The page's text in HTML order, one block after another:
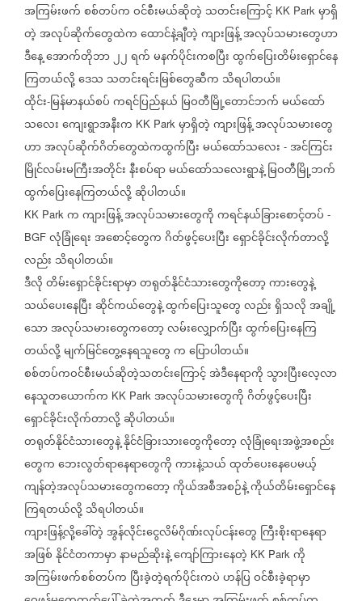
အကြမ်းဖက်စစ်တပ်ကဝင်စီးမယ်ဆိုတဲ့ သတင်းကြောင့် KK Park မှာရှိ
တဲ့အလုပ်ဆိုက်တွေထဲကထောင်နဲ့ချီတဲ့ကျားဖြန့်အလုပ်သမားတွေဟာ
ဒီနေ့အောက်တိုဘာ၂၂ရက်မနက်ပိုင်းကစပြီးထွက်ပြေးတိမ်းရှောင်နေ
ကြတယ်လို့ဒေသ သတင်းရင်းမြစ်တွေဆီက သိရပါတယ်။
ထိုင်း-မြန်မာနယ်စပ်ကရင်ပြည်နယ် မြဝတီမြို့တောင်ဘက်မယ်ထော်
သလေးကျေးရွာအနီးက KK Park မှာရှိတဲ့ကျားဖြန့်အလုပ်သမားတွေ
ဟာအလုပ်ဆိုက်ဂိတ်တွေထဲကထွက်ပြီးမယ်ထော်သလေး - အင်ကြင်း
မြိုင်လမ်းမကြီးအတိုင်းနီးစပ်ရာမယ်ထော်သလေးရွာနဲ့မြဝတီမြို့ဘက်
ထွက်ပြေးနေကြတယ်လို့ဆိုပါတယ်။
KK Park ကကျားဖြန့်အလုပ်သမားတွေကိုကရင်နယ်ခြားစောင့်တပ် -
BGF လုံခြုံရေးအစောင့်တွေကဂိတ်ဖွင့်ပေးပြီးရှောင်ခိုင်းလိုက်တာလို့
လည်း သိရပါတယ်။
ဒီလိုတိမ်းရှောင်ခိုင်းရာမှာတရုတ်နိုင်ငံသားတွေကိုတော့ကားတွေနဲ့
သယ်ပေးနေပြီးဆိုင်ကယ်တွေနဲ့ထွက်ပြေးသူတွေလည်းရှိသလိုအချို့
သောအလုပ်သမားတွေကတော့လမ်းလျှောက်ပြီးထွက်ပြေးနေကြ
တယ်လို့မျက်မြင်တွေ့နေရသူတွေကပြောပါတယ်။
စစ်တပ်ကဝင်စီးမယ်ဆိုတဲ့သတင်းကြောင့်အဲဒီနေရာကို သွားပြီးလေ့လာ
နေသူတယောက်က KK Park အလုပ်သမားတွေကိုဂိတ်ဖွင့်ပေးပြီး
ရှောင်ခိုင်းလိုက်တာလို့ဆိုပါတယ်။
တရုတ်နိုင်ငံသားတွေနဲ့နိုင်ငံခြားသားတွေကိုတော့လုံခြုံရေးအဖွဲ့အစည်း
တွေကဘေးလွတ်ရာနေရာတွေကိုကားနဲ့သယ်ထုတ်ပေးနေပေမယ့်
ကျန်တဲ့အလုပ်သမားတွေကတော့ကိုယ်အစီအစဉ်နဲ့ကိုယ်တိမ်းရှောင်နေ
ကြရတယ်လို့သိရပါတယ်။
ကျားဖြန့်လို့ခေါ်တဲ့အွန်လိုင်းငွေလိမ်ဂိုဏ်းလုပ်ငန်းတွေ ကြီးစိုးရာနေရာ
အဖြစ်နိုင်ငံတကာမှာနာမည်ဆိုးနဲ့ကျော်ကြားနေတဲ့ KK Park ကို
အကြမ်းဖက်စစ်တပ်က ပြီးခဲ့တဲ့ရက်ပိုင်းကပဲဟန်ပြဝင်စီးခဲ့ရာမှာ